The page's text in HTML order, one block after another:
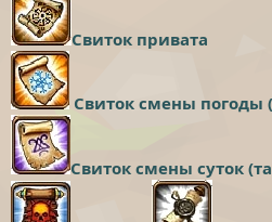
Свиток привата
Свиток смены погоды
Свиток смены суток